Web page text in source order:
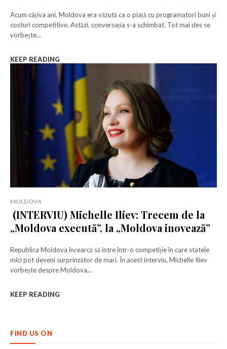
Rămâi conectat la lumea afacerilor și
Rămâi conectat la lumea afacerilor și
Acum câțiva ani, Moldova era văzută ca o piață cu programatori buni și
costuri competitive. Astăzi, conversația s-a schimbat. Tot mai des se
vorbește...
KEEP READING
MOLDOVA
(INTERVIU) Michelle Iliev: Trecem de la
„Moldova execută”, la „Moldova inovează”
Republica Moldova încearcă să intre într-o competiție în care statele
mici pot deveni surprinzător de mari. În acest interviu, Michelle Iliev
vorbește despre Moldova...
KEEP READING
FIND US ON